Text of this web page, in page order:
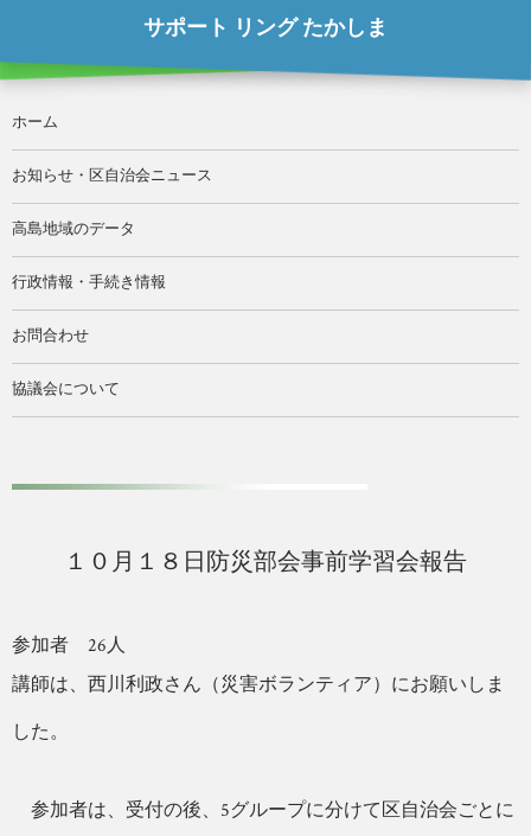
サポート リング たかしま
ホーム
お知らせ・区自治会ニュース
高島地域のデータ
行政情報・手続き情報
お問合わせ
協議会について
１０月１８日防災部会事前学習会報告
参加者 26人
講師は、西川利政さん（災害ボランティア）にお願いしま
した。
参加者は、受付の後、5グループに分けて区自治会ごとに